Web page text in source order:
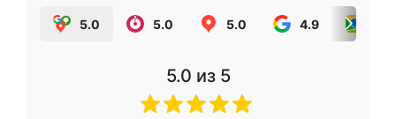
5.0 5.0 5.0 4.9
5.0 из 5